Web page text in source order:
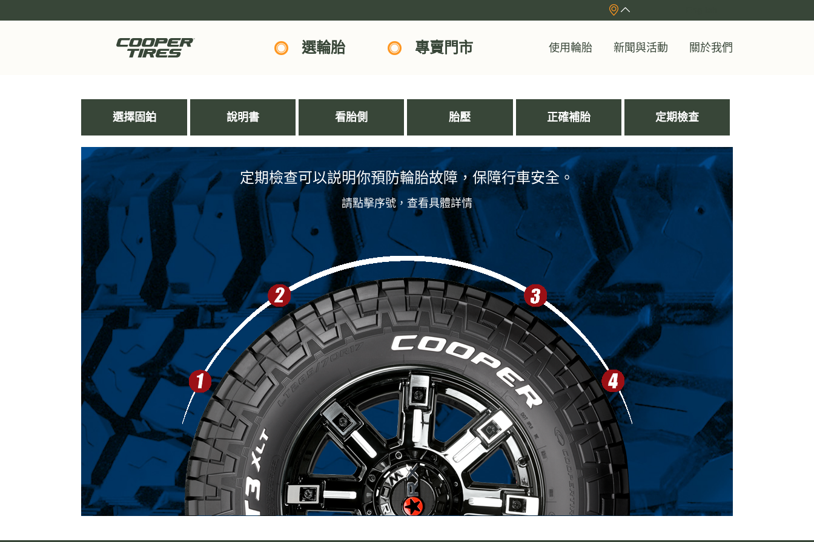
選輪胎 專賣門市 使用輪胎 新聞與活動 關於我們
選擇固鉑 說明書 看胎側 胎壓 正確補胎 定期檢查
定期檢查可以説明你預防輪胎故障，保障行車安全。
請點擊序號，查看具體詳情